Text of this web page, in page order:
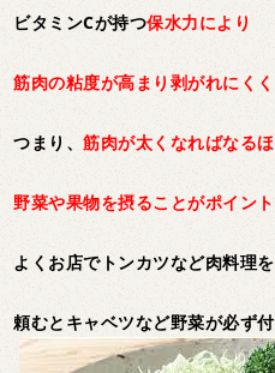
ビタミンCが持つ保水力により
筋肉の粘度が高まり剥がれにくく
つまり、筋肉が太くなればなる
野菜や果物を摂ることがポイント
よくお店でトンカツなど肉料理を
頼むとキャベツなど野菜が必ず付